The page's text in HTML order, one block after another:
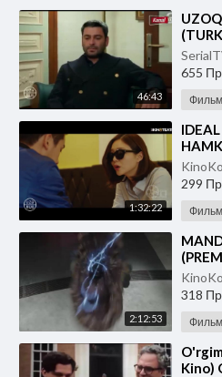
46:43
655
1:32:22
299
2:12:53
318
Kino)